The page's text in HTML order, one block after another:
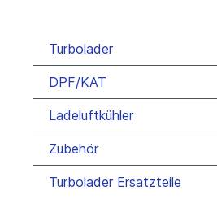
Turbolader
DPF/KAT
Ladeluftkühler
Zubehör
Turbolader Ersatzteile